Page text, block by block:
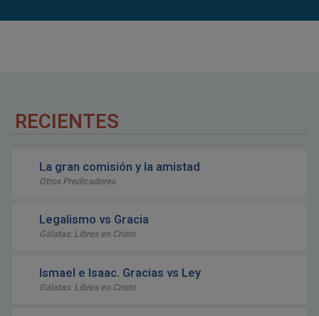
RECIENTES
La gran comisión y la amistad
Otros Predicadores
Legalismo vs Gracia
Gálatas: Libres en Cristo
Ismael e Isaac. Gracias vs Ley
Gálatas: Libres en Cristo